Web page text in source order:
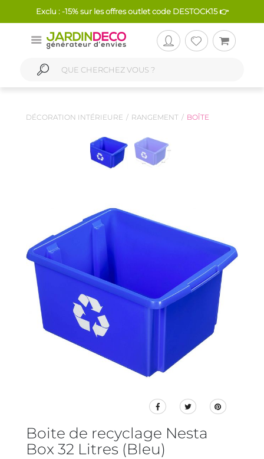
Exclu : -15% sur les offres outlet code DESTOCK15 👉
DÉCORATION INTÉRIEURE RANGEMENT BOÎTE
Boite de recyclage Nesta
Box 32 Litres (Bleu)